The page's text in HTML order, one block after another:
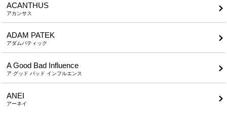
ACANTHUS
アカンサス
ADAM PATEK
アダムパティック
A Good Bad Influence
ア グッド バッド インフルエンス
ANEI
アーネイ